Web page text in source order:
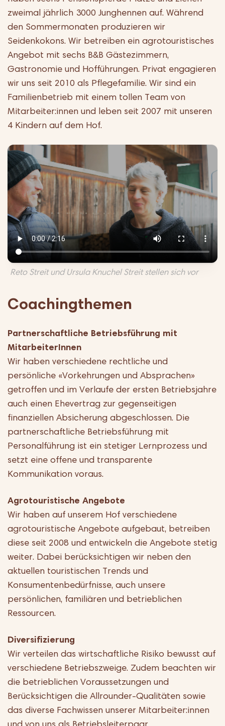
zweimal jährlich 3000 Junghennen auf. Während
den Sommermonaten produzieren wir
Seidenkokons. Wir betreiben ein agrotouristisches
Angebot mit sechs B&B Gästezimmern,
Gastronomie und Hofführungen. Privat engagieren
wir uns seit 2010 als Pflegefamilie. Wir sind ein
Familienbetrieb mit einem tollen Team von
Mitarbeiter:innen und leben seit 2007 mit unseren
4 Kindern auf dem Hof.
Reto Streit und Ursula Knuchel Streit stellen sich vor
Coachingthemen
Partnerschaftliche Betriebsführung mit
MitarbeiterInnen
Wir haben verschiedene rechtliche und
persönliche «Vorkehrungen und Absprachen»
getroffen und im Verlaufe der ersten Betriebsjahre
auch einen Ehevertrag zur gegenseitigen
finanziellen Absicherung abgeschlossen. Die
partnerschaftliche Betriebsführung mit
Personalführung ist ein stetiger Lernprozess und
setzt eine offene und transparente
Kommunikation voraus.
Agrotouristische Angebote
Wir haben auf unserem Hof verschiedene
agrotouristische Angebote aufgebaut, betreiben
diese seit 2008 und entwickeln die Angebote stetig
weiter. Dabei berücksichtigen wir neben den
aktuellen touristischen Trends und
Konsumentenbedürfnisse, auch unsere
persönlichen, familiären und betrieblichen
Ressourcen.
Diversifizierung
Wir verteilen das wirtschaftliche Risiko bewusst auf
verschiedene Betriebszweige. Zudem beachten wir
die betrieblichen Voraussetzungen und
Berücksichtigen die Allrounder-Qualitäten sowie
das diverse Fachwissen unserer Mitarbeiter:innen